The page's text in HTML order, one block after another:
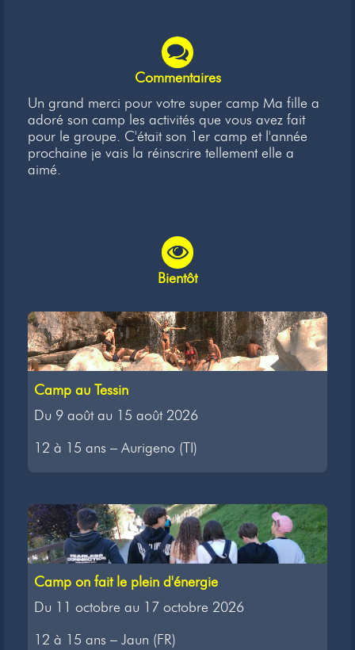
Commentaires
Un grand merci pour votre super camp Ma fille a
adoré son camp les activités que vous avez fait
pour le groupe. C'était son 1er camp et l'année
prochaine je vais la réinscrire tellement elle a
aimé.
Bientôt
Camp au Tessin
Du 9 août au 15 août 2026
12 à 15 ans – Aurigeno (TI)
Camp on fait le plein d'énergie
Du 11 octobre au 17 octobre 2026
12 à 15 ans – Jaun (FR)